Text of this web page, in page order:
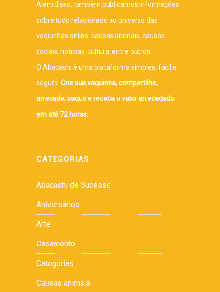
Além disso, também publicamos informações
sobre tudo relacionado ao universo das
vaquinhas online: causas animais, causas
sociais, notícias, cultura, entre outros.
O Abacashi é uma plataforma simples, fácil e
segura. Crie sua vaquinha, compartilhe,
arrecade, saque e receba o valor arrecadado
em até 72 horas.
CATEGORIAS
Abacashi de Sucesso
Aniversários
Arte
Casamento
Categorias
Causas animais